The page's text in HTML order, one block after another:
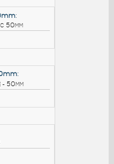
BLOKY
pvc 50mm